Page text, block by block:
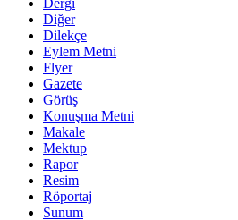
Dergi
Diğer
Dilekçe
Eylem Metni
Flyer
Gazete
Görüş
Konuşma Metni
Makale
Mektup
Rapor
Resim
Röportaj
Sunum